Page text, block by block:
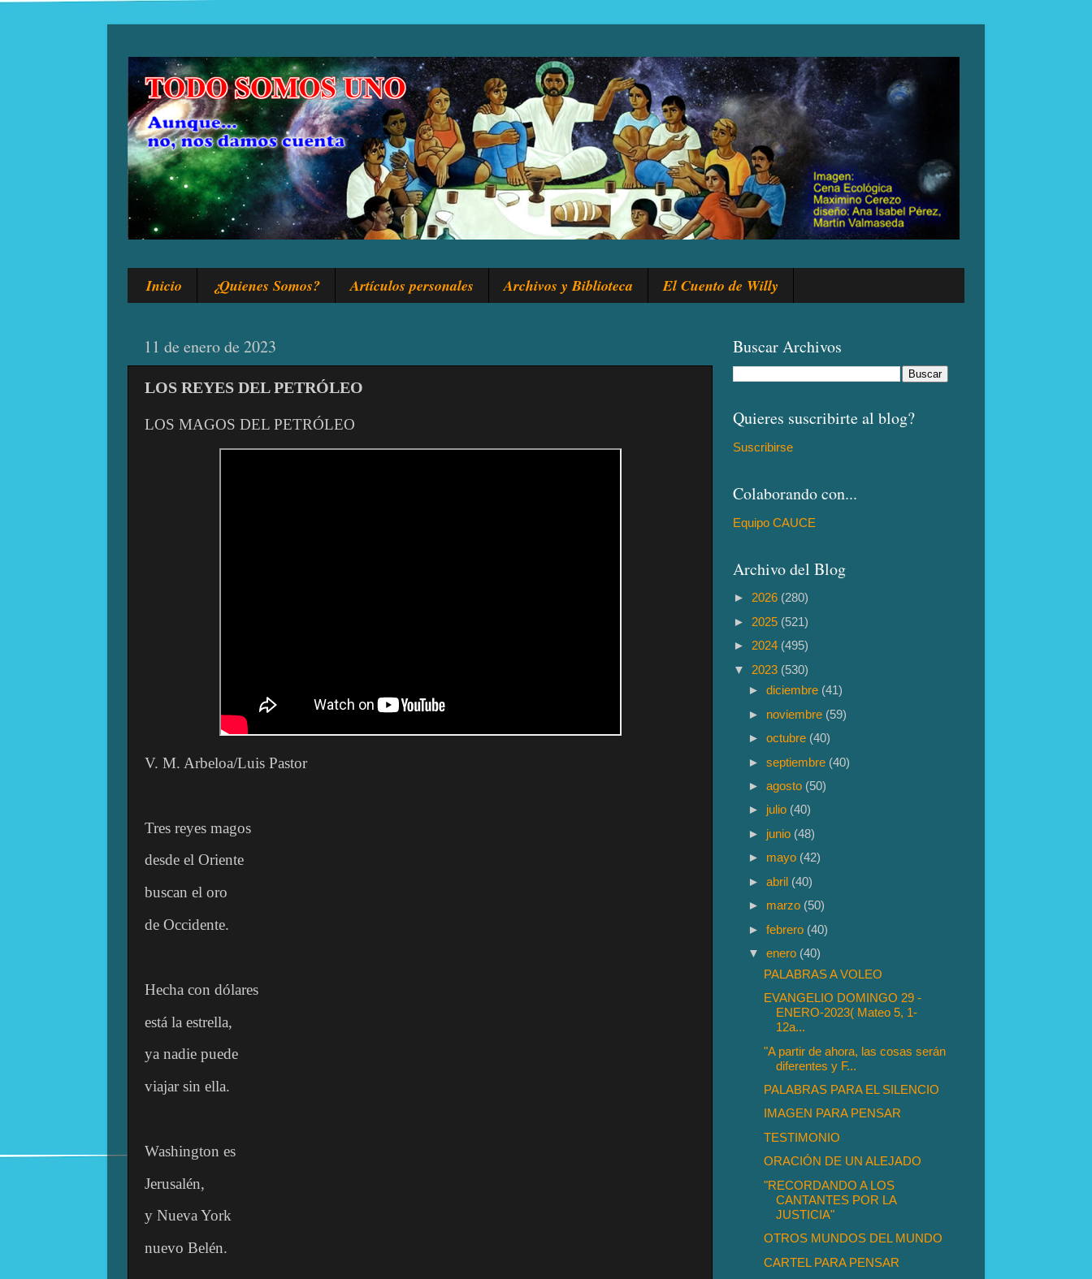
Inicio ¿Quienes Somos? Artículos personales Archivos y Biblioteca El Cuento de Willy
11 de enero de 2023
LOS REYES DEL PETRÓLEO
LOS MAGOS DEL PETRÓLEO
V. M. Arbeloa/Luis Pastor
Tres reyes magos
desde el Oriente
buscan el oro
de Occidente.
Hecha con dólares
está la estrella,
ya nadie puede
viajar sin ella.
Washington es
Jerusalén,
y Nueva York
nuevo Belén.
Buscar Archivos
Quieres suscribirte al blog?
Suscribirse
Colaborando con...
Equipo CAUCE
Archivo del Blog
► 2026 (280)
► 2025 (521)
► 2024 (495)
▼ 2023 (530)
►diciembre (41)
► noviembre (59)
►octubre (40)
►septiembre (40)
►agosto (50)
► julio (40)
► junio (48)
► mayo (42)
►abril (40)
► marzo (50)
►febrero (40)
▼enero (40)
PALABRAS A VOLEO
EVANGELIO DOMINGO 29 -
ENERO-2023( Mateo 5, 1-
12a...
"A partir de ahora, las cosas serán
diferentes y F...
PALABRAS PARA EL SILENCIO
IMAGEN PARA PENSAR
TESTIMONIO
ORACIÓN DE UN ALEJADO
"RECORDANDO A LOS
CANTANTES POR LA
JUSTICIA"
OTROS MUNDOS DEL MUNDO
CARTEL PARA PENSAR